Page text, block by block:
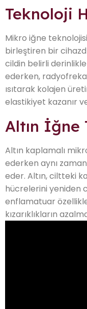
Teknoloji
Mikro iğne
birleştiren bir
cildin belirli
ederken,
ısıtarak kolajen
elastikiyet kazanır
Altın İğne
Altın kaplamalı
ederken aynı
eder. Altın, ciltteki
hücrelerini yeniden
enflamatuar
kızarıklıkların